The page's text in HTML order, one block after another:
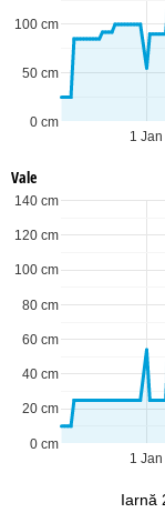
1 Jan
0 cm
50 cm
100 cm
Vale
1 Jan
0 cm
20 cm
40 cm
60 cm
80 cm
100 cm
120 cm
140 cm
Iarnă